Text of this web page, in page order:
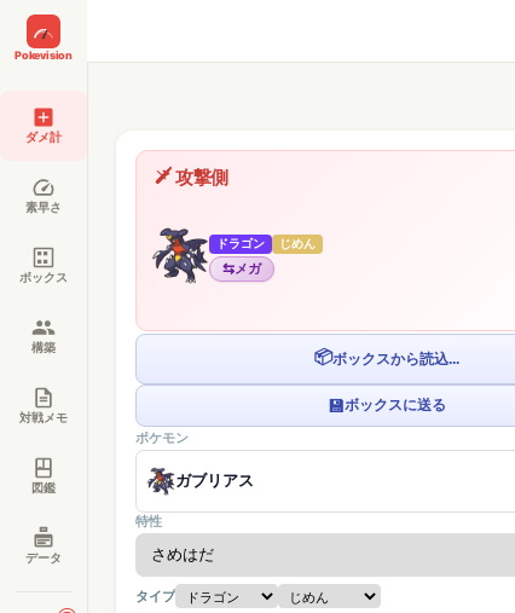
Pokevision
ダメ計
素早さ
ボックス
構築
対戦メモ
図鑑
データ
攻撃側
ドラゴン じめん
⇆メガ
📦ボックスから読込...
💾ボックスに送る
ポケモン
ガブリアス
特性
タイプ